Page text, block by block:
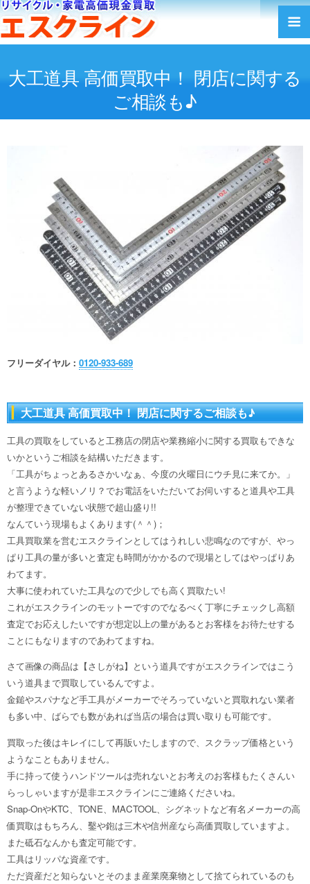
大工道具 高価買取中！ 閉店に関する
ご相談も♪
フリーダイヤル： 0120-933-689
大工道具 高価買取中！ 閉店に関するご相談も♪
工具の買取をしていると工務店の閉店や業務縮小に関する買取もできな
いかというご相談を結構いただきます。
「工具がちょっとあるさかいなぁ、今度の火曜日にウチ見に来てか。」
と言うような軽いノリ？でお電話をいただいてお伺いすると道具や工具
が整理できていない状態で超山盛り!!
なんていう現場もよくあります(＾＾)；
工具買取業を営むエスクラインとしてはうれしい悲鳴なのですが、やっ
ぱり工具の量が多いと査定も時間がかかるので現場としてはやっぱりあ
わてます。
大事に使われていた工具なので少しでも高く買取たい!
これがエスクラインのモットーですのでなるべく丁寧にチェックし高額
査定でお応えしたいですが想定以上の量があるとお客様をお待たせする
ことにもなりますのであわてますね。
さて画像の商品は【さしがね】という道具ですがエスクラインではこう
いう道具まで買取しているんですよ。
金鎚やスパナなど手工具がメーカーでそろっていないと買取れない業者
も多い中、ばらでも数があれば当店の場合は買い取りも可能です。
買取った後はキレイにして再販いたしますので、スクラップ価格という
ようなこともありません。
手に持って使うハンドツールは売れないとお考えのお客様もたくさんい
らっしゃいますが是非エスクラインにご連絡くださいね。
Snap-OnやKTC、TONE、MACTOOL、シグネットなど有名メーカーの高
価買取はもちろん、鑿や鉋は三木や信州産なら高価買取していますよ。
また砥石なんかも査定可能です。
工具はリッパな資産です。
ただ資産だと知らないとそのまま産業廃棄物として捨てられているのも